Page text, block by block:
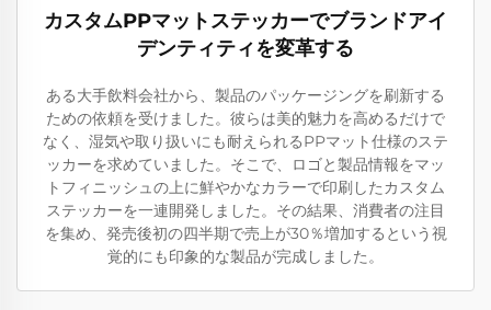
カスタムPPマットステッカーでブランドアイ
デンティティを変革する
ある大手飲料会社から、製品のパッケージングを刷新する
ための依頼を受けました。彼らは美的魅力を高めるだけで
なく、湿気や取り扱いにも耐えられるPPマット仕様のステ
ッカーを求めていました。そこで、ロゴと製品情報をマッ
トフィニッシュの上に鮮やかなカラーで印刷したカスタム
ステッカーを一連開発しました。その結果、消費者の注目
を集め、発売後初の四半期で売上が30％増加するという視
覚的にも印象的な製品が完成しました。